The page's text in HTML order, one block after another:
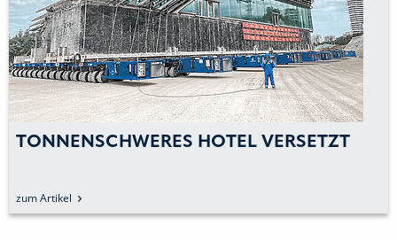
TONNENSCHWERES HOTEL VERSETZT
zum Artikel